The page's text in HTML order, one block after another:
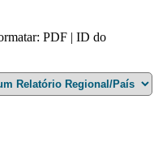
PDF | ID do